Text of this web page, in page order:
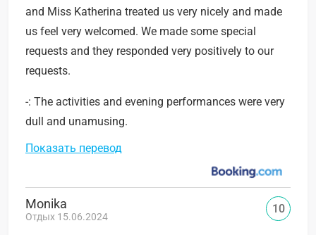
and Miss Katherina treated us very nicely and made
us feel very welcomed. We made some special
requests and they responded very positively to our
requests.
-: The activities and evening performances were very
dull and unamusing.
Показать перевод
Monika
Отдых 15.06.2024
10